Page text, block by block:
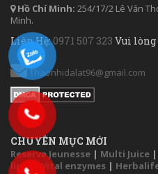
Hồ Chí Minh: 254/17/2 Lê Văn
Minh.
Liên Hệ:0971 507 323 Vui lòng
Thaonhidalat96@gmail.com
CHUYÊN MỤC MỚI
Reserve Jeunesse | Multi Juice |
lipid
|Vital enzymes |